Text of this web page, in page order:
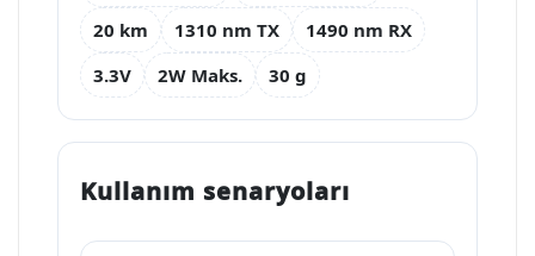
20 km
1310 nm TX
1490 nm RX
3.3V
2W Maks. 30 g
Kullanım senaryoları